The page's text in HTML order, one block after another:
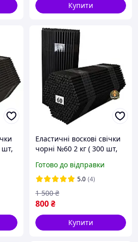
Купити
шт,
Еластичні воскові свічки
чорні №60 2 кг ( 300 шт,
віск
Готово до відправки
5.0 (4)
800₴
1 500 ₴
Купити